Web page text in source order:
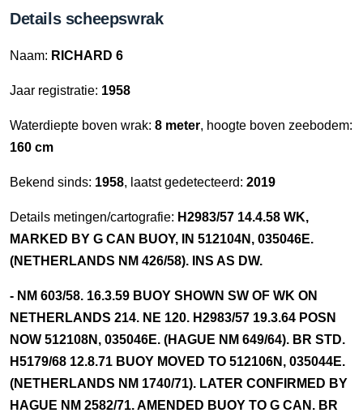
Details scheepswrak
Naam: RICHARD 6
Jaar registratie: 1958
Waterdiepte boven wrak: 8 meter, hoogte boven zeebodem:
160 cm
Bekend sinds: 1958, laatst gedetecteerd: 2019
Details metingen/cartografie: H2983/57 14.4.58 WK,
MARKED BY G CAN BUOY, IN 512104N, 035046E.
(NETHERLANDS NM 426/58). INS AS DW.
- NM 603/58. 16.3.59 BUOY SHOWN SW OF WK ON
NETHERLANDS 214. NE 120. H2983/57 19.3.64 POSN
NOW 512108N, 035046E. (HAGUE NM 649/64). BR STD.
H5179/68 12.8.71 BUOY MOVED TO 512106N, 035044E.
(NETHERLANDS NM 1740/71). LATER CONFIRMED BY
HAGUE NM 2582/71. AMENDED BUOY TO G CAN. BR